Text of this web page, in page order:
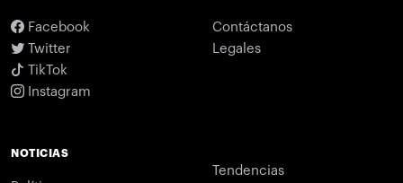
Facebook
Twitter
TikTok
Instagram
Contáctanos
Legales
NOTICIAS
Tendencias